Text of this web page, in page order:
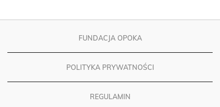
FUNDACJA OPOKA
POLITYKA PRYWATNOŚCI
REGULAMIN